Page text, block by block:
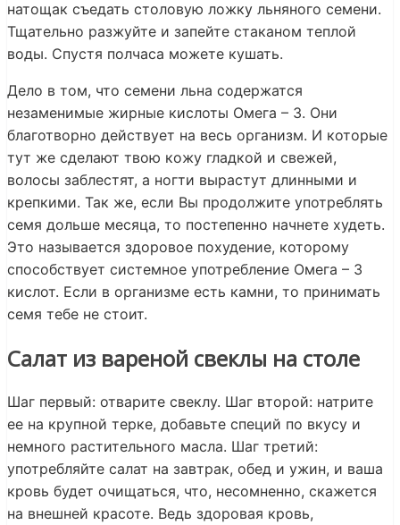
натощак съедать столовую ложку льняного семени.
Тщательно разжуйте и запейте стаканом теплой
воды. Спустя полчаса можете кушать.
Дело в том, что семени льна содержатся
незаменимые жирные кислоты Омега – 3. Они
благотворно действует на весь организм. И которые
тут же сделают твою кожу гладкой и свежей,
волосы заблестят, а ногти вырастут длинными и
крепкими. Так же, если Вы продолжите употреблять
семя дольше месяца, то постепенно начнете худеть.
Это называется здоровое похудение, которому
способствует системное употребление Омега – 3
кислот. Если в организме есть камни, то принимать
семя тебе не стоит.
Салат из вареной свеклы на столе
Шаг первый: отварите свеклу. Шаг второй: натрите
ее на крупной терке, добавьте специй по вкусу и
немного растительного масла. Шаг третий:
употребляйте салат на завтрак, обед и ужин, и ваша
кровь будет очищаться, что, несомненно, скажется
на внешней красоте. Ведь здоровая кровь,